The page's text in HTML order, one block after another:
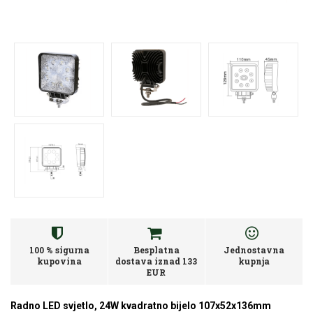
100 % sigurna
kupovina
Besplatna
dostava iznad 133
EUR
Jednostavna
kupnja
Radno LED svjetlo, 24W kvadratno bijelo 107x52x136mm